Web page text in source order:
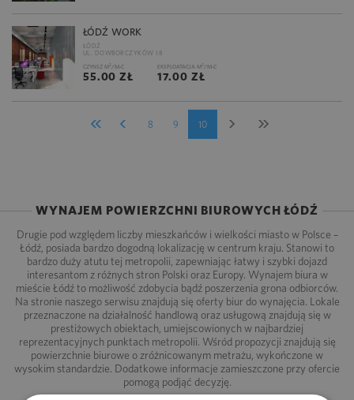
ŁÓDŹ WORK
ŁÓDŹ
UL. DOWBORCZYKÓW 18
CZYNSZ M2 /M-C
55.00 ZŁ
EKSPLOATACJA M2 /M-C
17.00 ZŁ
8 9 10
WYNAJEM POWIERZCHNI BIUROWYCH ŁÓDŹ
Drugie pod względem liczby mieszkańców i wielkości miasto w Polsce –
Łódź, posiada bardzo dogodną lokalizację w centrum kraju. Stanowi to
bardzo duży atutu tej metropolii, zapewniając łatwy i szybki dojazd
interesantom z różnych stron Polski oraz Europy. Wynajem biura w
mieście Łódź to możliwość zdobycia bądź poszerzenia grona odbiorców.
Na stronie naszego serwisu znajdują się oferty biur do wynajęcia. Lokale
przeznaczone na działalność handlową oraz usługową znajdują się w
prestiżowych obiektach, umiejscowionych w najbardziej
reprezentacyjnych punktach metropolii. Wśród propozycji znajdują się
powierzchnie biurowe o zróżnicowanym metrażu, wykończone w
wysokim standardzie. Dodatkowe informacje zamieszczone przy ofercie
pomogą podjąć decyzję.